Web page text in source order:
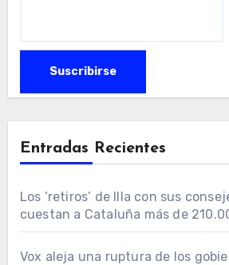
Entradas Recientes
Los ‘retiros’ de Illa con sus
cuestan a Cataluña más de
Vox aleja una ruptura de los